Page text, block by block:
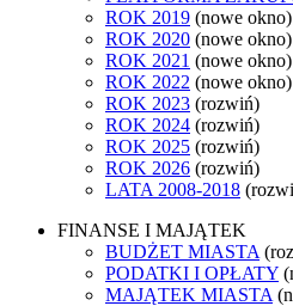
ROK 2019 (nowe okno)
ROK 2020 (nowe okno)
ROK 2021 (nowe okno)
ROK 2022 (nowe okno)
ROK 2023 (rozwiń)
ROK 2024 (rozwiń)
ROK 2025 (rozwiń)
ROK 2026 (rozwiń)
LATA 2008-2018
FINANSE I MAJĄTEK
BUDŻET MIASTA
PODATKI I OPŁATY
MAJĄTEK MIASTA